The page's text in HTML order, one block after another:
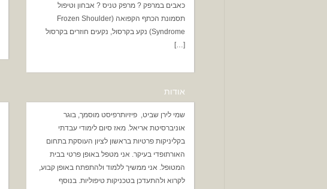
כאבים במרפק ? מרפק טניס ? אבחון וטיפול
תסמונת הכתף הקפואה (Frozen Shoulder
Syndrome) נקע בקרסול, נקעים חוזרים בקרסול
[…]
אודות
שמי לירן שביט, פיזיותרפיסט מוסמך, בוגר
אוניברסיטת אריאל. מאז סיום לימודי עבדתי
בקליניקות פרטיות בראשון לציון העוסקת בתחום
האורתופדי בעיקר. אני מטפל באופן פרטי בבית
המטופל. אני ממשיך ללמוד ולהתפתח באופן קבוע,
לקרוא ולהתעדכן בטכניקות טיפוליות. בנוסף